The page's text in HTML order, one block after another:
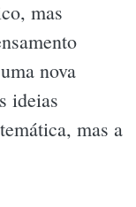
mas
nova
ideias
mas a